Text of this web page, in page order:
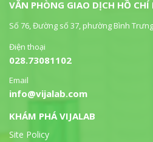
VĂN PHÒNG GIAO DỊCH HỒ CHÍ
Số 76, Đường số 37, phường Bình
Điện thoại
028.73081102
Email
info@vijalab.com
KHÁM PHÁ VIJALAB
Site Policy